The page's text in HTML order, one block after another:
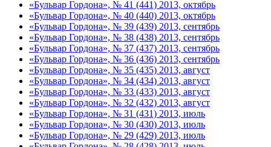
«Бульвар Гордона», № 41 (441) 2013, октябрь
«Бульвар Гордона», № 40 (440) 2013, октябрь
«Бульвар Гордона», № 39 (439) 2013, сентябрь
«Бульвар Гордона», № 38 (438) 2013, сентябрь
«Бульвар Гордона», № 37 (437) 2013, сентябрь
«Бульвар Гордона», № 36 (436) 2013, сентябрь
«Бульвар Гордона», № 35 (435) 2013, август
«Бульвар Гордона», № 34 (434) 2013, август
«Бульвар Гордона», № 33 (433) 2013, август
«Бульвар Гордона», № 32 (432) 2013, август
«Бульвар Гордона», № 31 (431) 2013, июль
«Бульвар Гордона», № 30 (430) 2013, июль
«Бульвар Гордона», № 29 (429) 2013, июль